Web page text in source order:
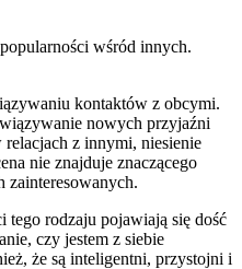
wśród innych.
kontaktów z obcymi.
nowych przyjaźni
z innymi, niesienie
nie znajduje znaczącego
zainteresowanych.
tego rodzaju pojawiają się dość
czy jestem z siebie
że są inteligentni, przystojni i